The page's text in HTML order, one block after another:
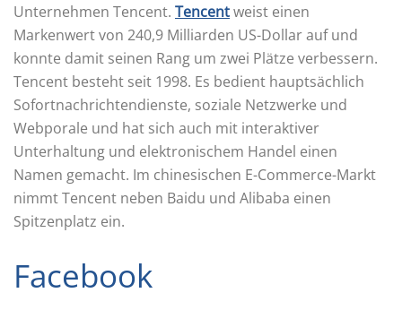
Unternehmen Tencent. Tencentweist einen
Markenwert von 240,9 Milliarden US-Dollar auf und
konnte damit seinen Rang um zwei Plätze verbessern.
Tencent besteht seit 1998. Es bedient hauptsächlich
Sofortnachrichtendienste, soziale Netzwerke und
Webporale und hat sich auch mit interaktiver
Unterhaltung und elektronischem Handel einen
Namen gemacht. Im chinesischen E-Commerce-Markt
nimmt Tencent neben Baidu und Alibaba einen
Spitzenplatz ein.
Facebook